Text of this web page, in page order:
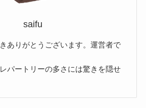
saifu
ありがとうございます。運営者で
パートリーの多さには驚きを隠せ